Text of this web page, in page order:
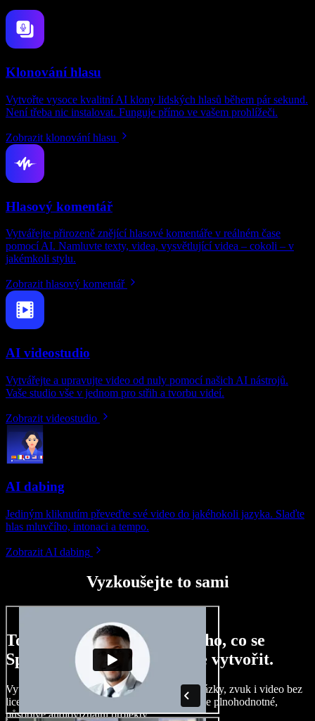
Klonování hlasu
Vytvořte vysoce kvalitní AI klony lidských hlasů během pár sekund.
Není třeba nic instalovat. Funguje přímo ve vašem prohlížeči.
Zobrazit klonování hlasu
Hlasový komentář
Vytvářejte přirozeně znějící hlasové komentáře v reálném čase
pomocí AI. Namluvte texty, videa, vysvětlující videa – cokoli – v
jakémkoli stylu.
Zobrazit hlasový komentář
AI videostudio
Vytvářejte a upravujte video od nuly pomocí našich AI nástrojů.
Vaše studio vše v jednom pro střih a tvorbu videí.
Zobrazit videostudio
AI dabing
Jediným kliknutím převeďte své video do jakéhokoli jazyka. Slaďte
hlas mluvčího, intonaci a tempo.
Zobrazit AI dabing
Vyzkoušejte to sami
Tohle je jen malá ukázka toho, co se
Speechify Studiem dokážete vytvořit.
Vytvářejte hlasové komentáře, přidávejte obrázky, zvuk i video bez
licenčních poplatků, klonujte svůj hlas a tvořte plnohodnotné,
působivé audiovizuální projekty.